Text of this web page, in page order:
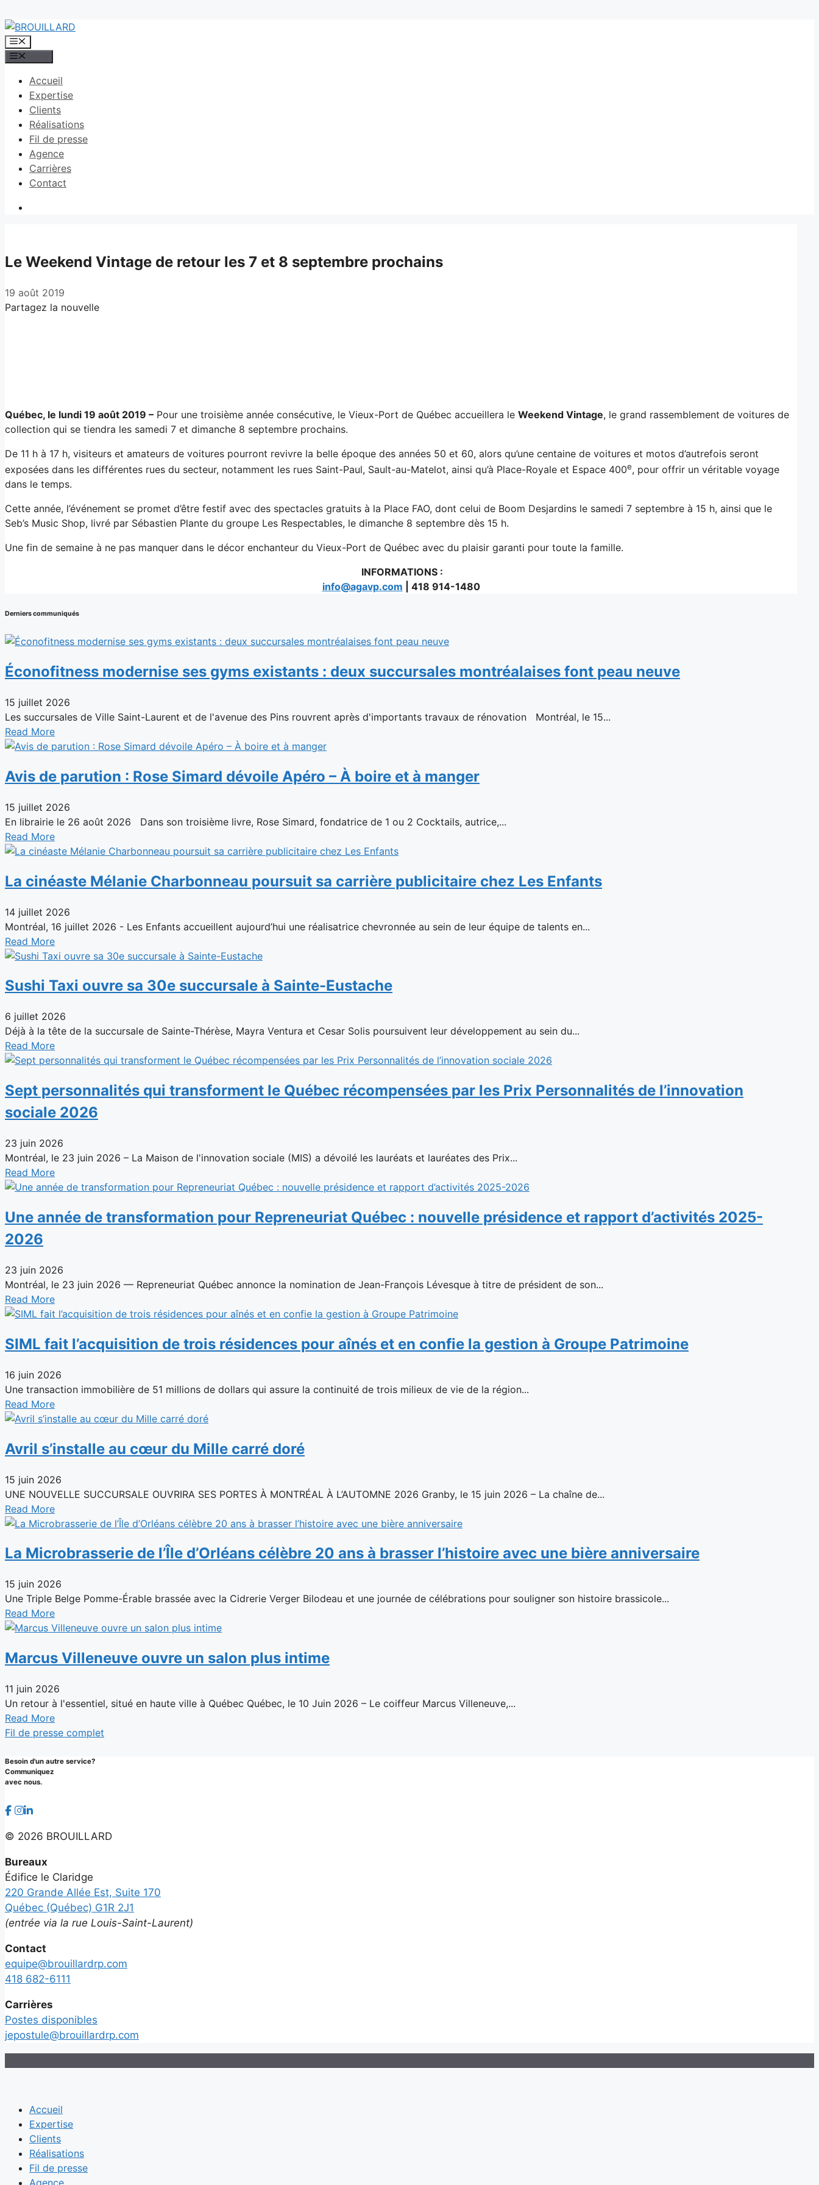
Aller
au
contenu
Menu
Accueil
Expertise
Clients
Réalisations
Fil de presse
Agence
Carrières
Contact
Le Weekend Vintage de retour les 7 et 8 septembre prochains
19 août 2019
Partagez la nouvelle
Email
Québec, le lundi 19 août 2019 – Pour une troisième année consécutive, le Vieux-Port de Québec accueillera le Weekend Vintage, le grand rassemblement de voitures de
collection qui se tiendra les samedi 7 et dimanche 8 septembre prochains.
De 11 h à 17 h, visiteurs et amateurs de voitures pourront revivre la belle époque des années 50 et 60, alors qu’une centaine de voitures et motos d’autrefois seront
exposées dans les différentes rues du secteur, notamment les rues Saint-Paul, Sault-au-Matelot, ainsi qu’à Place-Royale et Espace 400e, pour offrir un véritable voyage
dans le temps.
Cette année, l’événement se promet d’être festif avec des spectacles gratuits à la Place FAO, dont celui de Boom Desjardins le samedi 7 septembre à 15 h, ainsi que le
Seb’s Music Shop, livré par Sébastien Plante du groupe Les Respectables, le dimanche 8 septembre dès 15 h.
Une fin de semaine à ne pas manquer dans le décor enchanteur du Vieux-Port de Québec avec du plaisir garanti pour toute la famille.
INFORMATIONS :
info@agavp.com | 418 914-1480
Derniers communiqués
Éconofitness modernise ses gyms existants : deux succursales montréalaises font peau neuve
15 juillet 2026
Les succursales de Ville Saint-Laurent et de l'avenue des Pins rouvrent après d'importants travaux de rénovation Montréal, le 15...
Read More
Avis de parution : Rose Simard dévoile Apéro – À boire et à manger
15 juillet 2026
En librairie le 26 août 2026 Dans son troisième livre, Rose Simard, fondatrice de 1 ou 2 Cocktails, autrice,...
Read More
La cinéaste Mélanie Charbonneau poursuit sa carrière publicitaire chez Les Enfants
14 juillet 2026
Montréal, 16 juillet 2026 - Les Enfants accueillent aujourd’hui une réalisatrice chevronnée au sein de leur équipe de talents en...
Read More
Sushi Taxi ouvre sa 30e succursale à Sainte-Eustache
6 juillet 2026
Déjà à la tête de la succursale de Sainte-Thérèse, Mayra Ventura et Cesar Solis poursuivent leur développement au sein du...
Read More
Sept personnalités qui transforment le Québec récompensées par les Prix Personnalités de l’innovation
sociale 2026
23 juin 2026
Montréal, le 23 juin 2026 – La Maison de l'innovation sociale (MIS) a dévoilé les lauréats et lauréates des Prix...
Read More
Une année de transformation pour Repreneuriat Québec : nouvelle présidence et rapport d’activités 2025-
2026
23 juin 2026
Montréal, le 23 juin 2026 — Repreneuriat Québec annonce la nomination de Jean-François Lévesque à titre de président de son...
Read More
SIML fait l’acquisition de trois résidences pour aînés et en confie la gestion à Groupe Patrimoine
16 juin 2026
Une transaction immobilière de 51 millions de dollars qui assure la continuité de trois milieux de vie de la région...
Read More
Avril s’installe au cœur du Mille carré doré
15 juin 2026
UNE NOUVELLE SUCCURSALE OUVRIRA SES PORTES À MONTRÉAL À L’AUTOMNE 2026 Granby, le 15 juin 2026 – La chaîne de...
Read More
La Microbrasserie de l’Île d’Orléans célèbre 20 ans à brasser l’histoire avec une bière anniversaire
15 juin 2026
Une Triple Belge Pomme-Érable brassée avec la Cidrerie Verger Bilodeau et une journée de célébrations pour souligner son histoire brassicole...
Read More
Marcus Villeneuve ouvre un salon plus intime
11 juin 2026
Un retour à l'essentiel, situé en haute ville à Québec Québec, le 10 Juin 2026 – Le coiffeur Marcus Villeneuve,...
Read More
Fil de presse complet
Besoin d'un autre service?
Communiquez
avec nous.
© 2026 BROUILLARD
Bureaux
Édifice le Claridge
220 Grande Allée Est, Suite 170
Québec (Québec) G1R 2J1
(entrée via la rue Louis-Saint-Laurent)
Contact
equipe@brouillardrp.com
418 682-6111
Carrières
Postes disponibles
jepostule@brouillardrp.com
Accueil
Expertise
Clients
Réalisations
Fil de presse